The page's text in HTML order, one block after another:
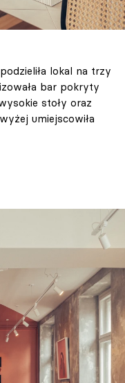
lokal na trzy
bar pokryty
stoły oraz
umiejscowiła